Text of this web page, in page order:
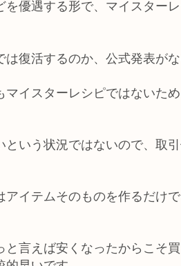
優遇する形で、マイスター
復活するのか、公式発表が
イスターレシピではないた
いう状況ではないので、取
イテムそのものを作るだけ
言えば安くなったからこそ